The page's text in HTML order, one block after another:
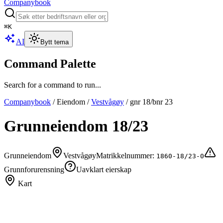
Companybook
⌘K
AI Bytt tema
Command Palette
Search for a command to run...
Companybook /Eiendom /Vestvågøy / gnr 18/bnr 23
Grunneiendom 18/23
Grunneiendom VestvågøyMatrikkelnummer: 1860-18/23-0
Grunnforurensning
Uavklart eierskap
Kart